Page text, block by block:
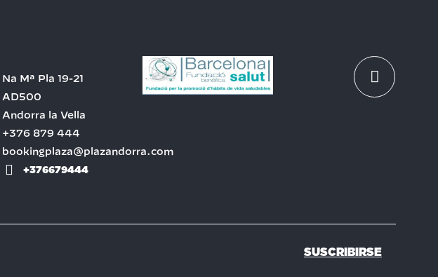
Na Mª Pla 19-21
AD500
Andorra la Vella
+376 879 444
bookingplaza@plazandorra.com
+376679444
SUSCRIBIRSE